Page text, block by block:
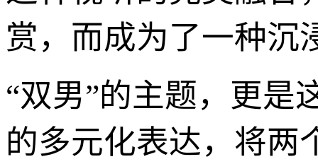
赏，而成为了一种沉
“双男”的主题，更是
的多元化表达，将两